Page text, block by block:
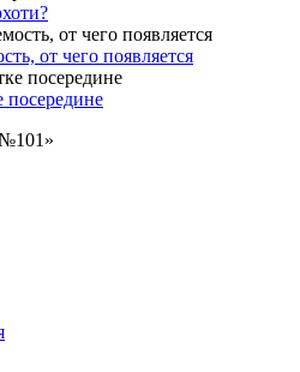
от чего появляется
посередине